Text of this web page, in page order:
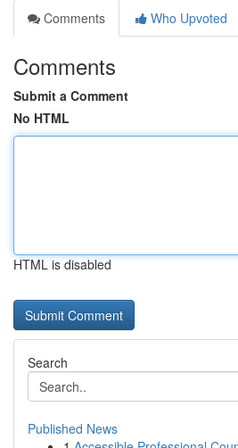
Comments
Who Upvoted
Comments
Submit a Comment
No HTML
HTML is disabled
Search
Published News